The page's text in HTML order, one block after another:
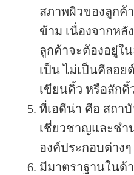
สภาพผิวของลูกค้
ข้าม เนื่องจากหลั
ลูกค้าจะต้องอยู่ใ
เป็น ไม่เป็นคีลอย
เขียนคิ้ว หรือสักคิ้
ที่เอดีน่า คือ สถา
เชี่ยวชาญและชำ
องค์ประกอบต่าง
มีมาตราฐานในด้